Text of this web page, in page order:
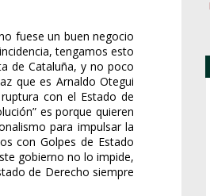
fuese un buen negocio
tengamos esto
de Cataluña, y no poco
que es Arnaldo Otegui
con el Estado de
es porque quieren
para impulsar la
con Golpes de Estado
gobierno no lo impide,
de Derecho siempre